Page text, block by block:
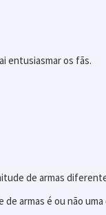
entusiasmar os fãs.
de armas
armas é ou não